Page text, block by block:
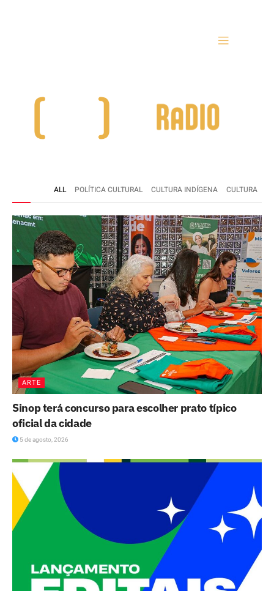
ALL POLÍTICA CULTURAL CULTURA INDÍGENA CULTURA
ARTE
Sinop terá concurso para escolher prato típico
oficial da cidade
5 de agosto, 2026